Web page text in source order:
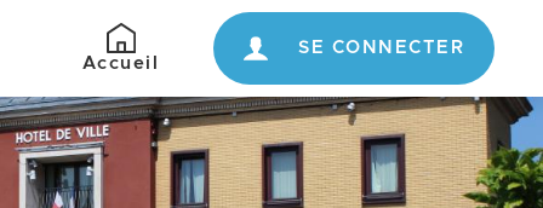
AccueilRetour
l'accueil
SE CONNECTER